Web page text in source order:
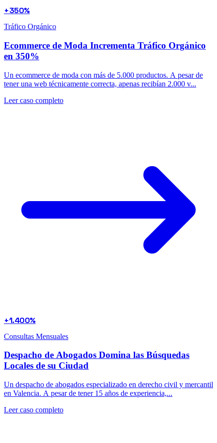
+350%
Tráfico Orgánico
Ecommerce de Moda Incrementa Tráfico Orgánico
en 350%
Un ecommerce de moda con más de 5.000 productos. A pesar de
tener una web técnicamente correcta, apenas recibían 2.000 v...
Leer caso completo
+1.400%
Consultas Mensuales
Despacho de Abogados Domina las Búsquedas
Locales de su Ciudad
Un despacho de abogados especializado en derecho civil y mercantil
en Valencia. A pesar de tener 15 años de experiencia,...
Leer caso completo